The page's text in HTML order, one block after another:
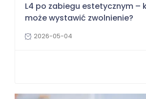
L4 po zabiegu estetycznym –
może wystawić zwolnienie?
2026-05-04